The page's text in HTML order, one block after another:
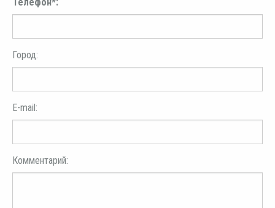
Город:
E-mail:
Комментарий: